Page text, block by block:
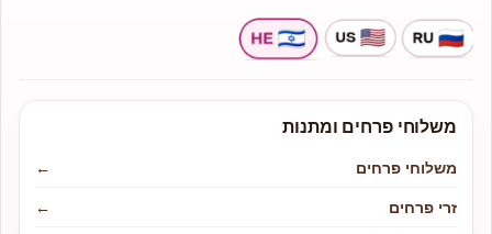
משלוחי פרחים ומתנות
משלוחי פרחים
←
זרי פרחים
←